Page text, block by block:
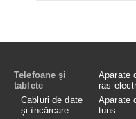
Telefoane și
tablete
Cabluri de date
și încărcare
Aparate
ras
Aparate
tuns